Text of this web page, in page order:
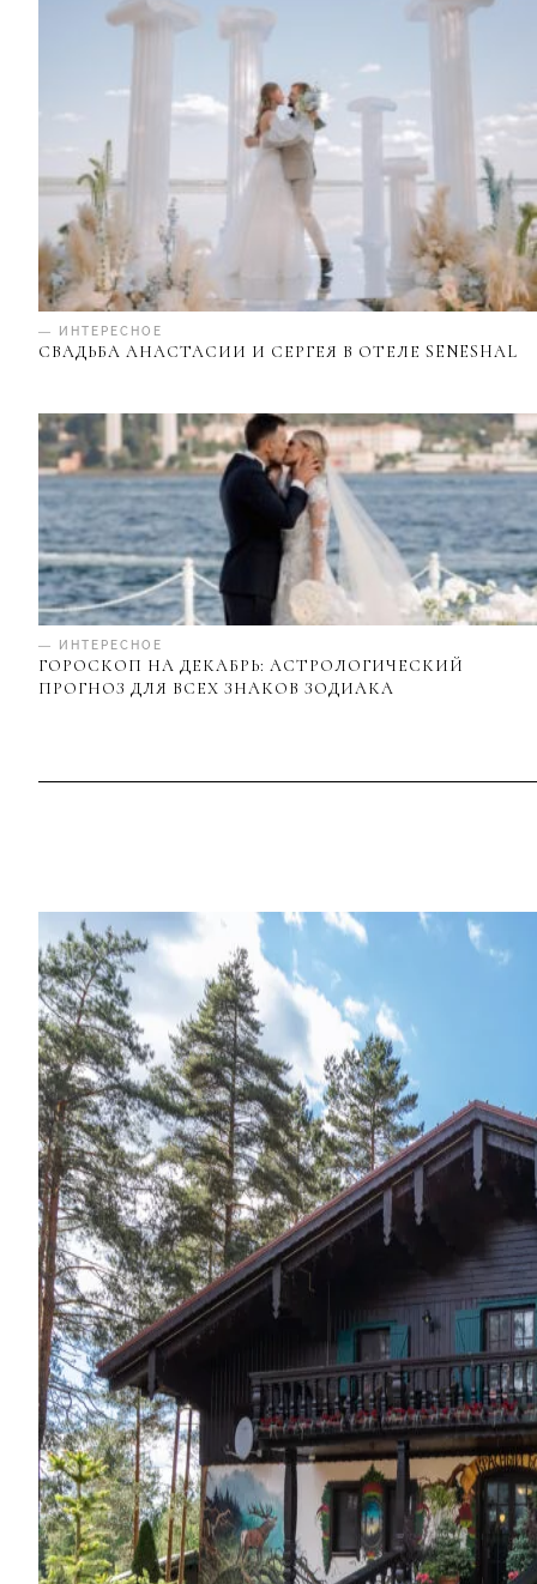
— ИНТЕРЕСНОЕ
СВАДЬБА АНАСТАСИИ И СЕРГЕЯ В ОТЕЛЕ SENESHAL
— ИНТЕРЕСНОЕ
ГОРОСКОП НА ДЕКАБРЬ: АСТРОЛОГИЧЕСКИЙ
ПРОГНОЗ ДЛЯ ВСЕХ ЗНАКОВ ЗОДИАКА